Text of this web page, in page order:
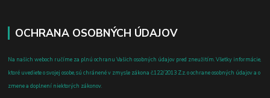
OCHRANA OSOBNÝCH ÚDAJOV
Na našich weboch ručíme za plnú ochranu Vašich osobných údajov pred zneužitím. Všetky informácie,
ktoré uvediete o svojej osobe, sú chránené v zmysle zákona č.122/2013 Z.z. o ochrane osobných údajov a o
zmene a doplnení niektorých zákonov.